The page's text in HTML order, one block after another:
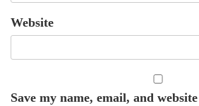
Website
Save my name, email, and